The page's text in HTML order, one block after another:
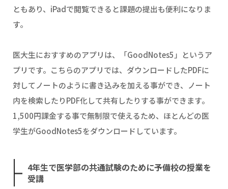
ともあり、iPadで閲覧できると課題の提出も便利になりま
す。
医大生におすすめのアプリは、「GoodNotes5」というア
プリです。こちらのアプリでは、ダウンロードしたPDFに
対してノートのように書き込みを加える事ができ、ノート
内を検索したりPDF化して共有したりする事ができます。
1,500円課金する事で無制限で使えるため、ほとんどの医
学生がGoodNotes5をダウンロードしています。
4年生で医学部の共通試験のために予備校の授業を
受講